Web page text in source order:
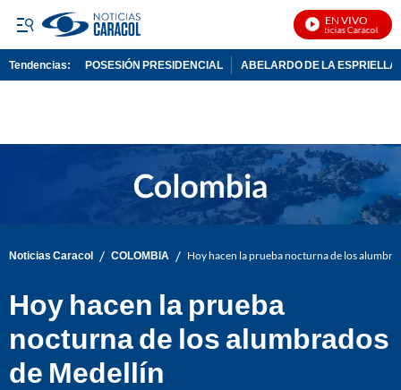
EN VIVO
Noticias Caracol En
Tendencias: POSESIÓN PRESIDENCIAL ABELARDO DE LA ESPRIELLA
Noticias Caracol / COLOMBIA / Hoy hacen la prueba nocturna de los
Hoy hacen la prueba
nocturna de los alumbrados
de Medellín